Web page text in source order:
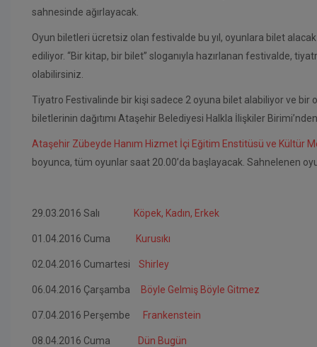
sahnesinde ağırlayacak.
Oyun biletleri ücretsiz olan festivalde bu yıl, oyunlara bilet
ediliyor. “Bir kitap, bir bilet” sloganıyla hazırlanan festivalde,
olabilirsiniz.
Tiyatro Festivalinde bir kişi sadece 2 oyuna bilet alabiliyor ve
biletlerinin dağıtımı Ataşehir Belediyesi Halkla İlişkiler Birimi’nden
Ataşehir Zübeyde Hanım Hizmet İçi Eğitim Enstitüsü ve Kültür
boyunca, tüm oyunlar saat 20.00’da başlayacak. Sahnelenen
29.03.2016 Salı Köpek, Kadın, Erkek
01.04.2016 Cuma Kurusıkı
02.04.2016 Cumartesi Shirley
06.04.2016 Çarşamba Böyle Gelmiş Böyle Gitmez
07.04.2016 Perşembe Frankenstein
08.04.2016 Cuma Dün Bugün